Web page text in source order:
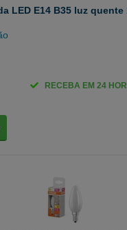
LED E14 B35 luz quente
RECEBA EM 24